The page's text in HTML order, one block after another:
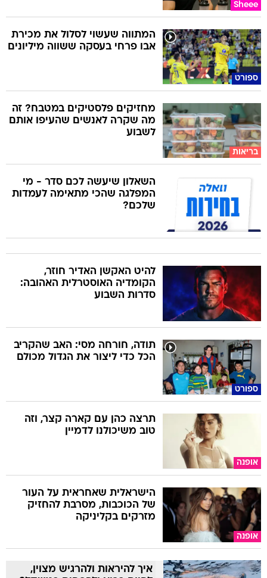
Sheee
ספורט
המתווה שעשוי לסלול את מכירת
אבו פרחי בעסקה ששווה מיליונים
בריאות
מחזיקים פלסטיקים במטבח? זה
מה שקרה לאנשים שהעיפו אותם
לשבוע
השאלון שיעשה לכם סדר - מי
המפלגה שהכי מתאימה לעמדות
שלכם?
להיט האקשן האדיר חוזר,
הקומדיה האוסטרלית האהובה:
סדרות השבוע
ספורט
תודה, חורחה מסי: האב שהקריב
הכל כדי ליצור את הגדול מכולם
אופנה
תרצה כהן עם קארה קצר, וזה
טוב משיכולנו לדמיין
אופנה
הישראלית שאחראית על העור
של הכוכבות, מסרבת להחזיק
מזרקים בקליניקה
איך להיראות ולהרגיש מצוין,